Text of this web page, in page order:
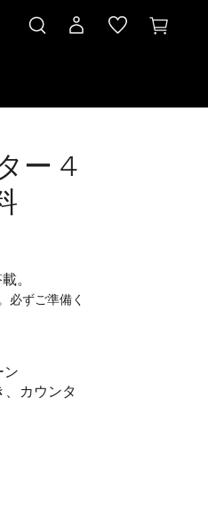
ー 4
。
必ずご準備く
ン
カウンタ